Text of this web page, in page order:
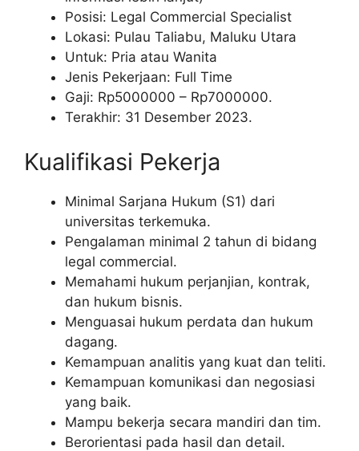
Posisi: Legal Commercial Specialist
Lokasi: Pulau Taliabu, Maluku Utara
Untuk: Pria atau Wanita
Jenis Pekerjaan: Full Time
Gaji: Rp5000000 – Rp7000000.
Terakhir: 31 Desember 2023.
Kualifikasi Pekerja
Minimal Sarjana Hukum (S1) dari
universitas terkemuka.
Pengalaman minimal 2 tahun di bidang
legal commercial.
Memahami hukum perjanjian, kontrak,
dan hukum bisnis.
Menguasai hukum perdata dan hukum
dagang.
Kemampuan analitis yang kuat dan teliti.
Kemampuan komunikasi dan negosiasi
yang baik.
Mampu bekerja secara mandiri dan tim.
Berorientasi pada hasil dan detail.